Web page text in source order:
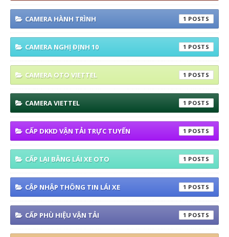
CAMERA HÀNH TRÌNH 1
CAMERA NGHỊ ĐỊNH 10 1
CAMERA OTO VIETTEL 1
CAMERA VIETTEL 1
CẤP DKKD VẬN TẢI TRỰC TUYẾN 1
CẤP LẠI BẰNG LÁI XE OTO 1
CẬP NHẬP THÔNG TIN LÁI XE 1
CẤP PHÙ HIỆU VẬN TẢI 1